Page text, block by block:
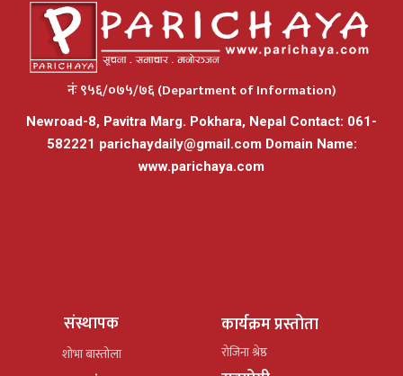
नंः ९५६/०७५/७६ (Department of Information)
Newroad-8, Pavitra Marg. Pokhara, Nepal Contact: 061-
582221 parichaydaily@gmail.comDomain Name:
www.parichaya.com
संस्थापक
शोभा बास्तोला
कार्यक्रम प्रस्तोता
रोजिना श्रेष्ठ